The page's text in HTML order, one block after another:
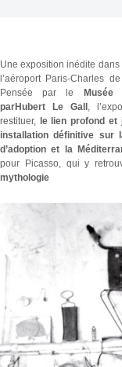
Une exposition inédite
l’aéroport Paris-Charles
Pensée par le
Musée
parHubert Le Gall ,
restituer, le lien profond
installation définitive sur
d’adoption et la
pour Picasso, qui y
mythologie